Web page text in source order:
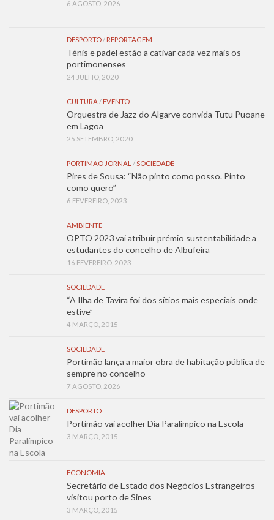
6 AGOSTO, 2026
DESPORTO / REPORTAGEM
Ténis e padel estão a cativar cada vez mais os
portimonenses
24 JULHO, 2020
CULTURA / EVENTO
Orquestra de Jazz do Algarve convida Tutu Puoane
em Lagoa
25 SETEMBRO, 2020
PORTIMÃO JORNAL / SOCIEDADE
Pires de Sousa: “Não pinto como posso. Pinto
como quero”
6 FEVEREIRO, 2023
AMBIENTE
OPTO 2023 vai atribuir prémio sustentabilidade a
estudantes do concelho de Albufeira
16 FEVEREIRO, 2023
SOCIEDADE
“A Ilha de Tavira foi dos sítios mais especiais onde
estive”
4 MARÇO, 2015
SOCIEDADE
Portimão lança a maior obra de habitação pública de
sempre no concelho
7 AGOSTO, 2026
DESPORTO
Portimão vai acolher Dia Paralímpico na Escola
3 MARÇO, 2015
ECONOMIA
Secretário de Estado dos Negócios Estrangeiros
visitou porto de Sines
3 MARÇO, 2015